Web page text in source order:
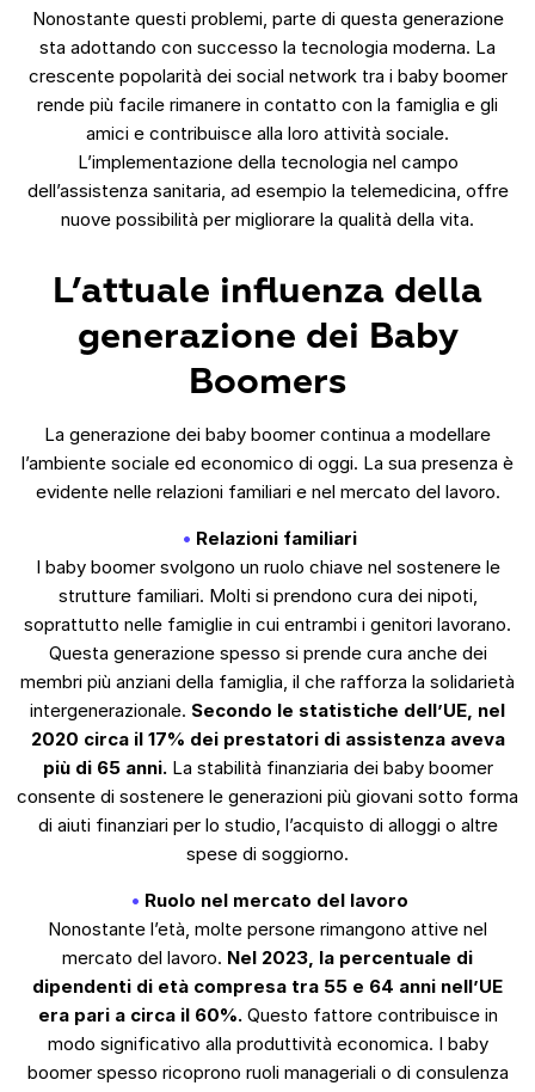
Nonostante questi problemi, parte di questa generazione
sta adottando con successo la tecnologia moderna. La
crescente popolarità dei social network tra i baby boomer
rende più facile rimanere in contatto con la famiglia e gli
amici e contribuisce alla loro attività sociale.
L’implementazione della tecnologia nel campo
dell’assistenza sanitaria, ad esempio la telemedicina, offre
nuove possibilità per migliorare la qualità della vita.
L’attuale influenza della
generazione dei Baby
Boomers
La generazione dei baby boomer continua a modellare
l’ambiente sociale ed economico di oggi. La sua presenza è
evidente nelle relazioni familiari e nel mercato del lavoro.
Relazioni familiari
I baby boomer svolgono un ruolo chiave nel sostenere le
strutture familiari. Molti si prendono cura dei nipoti,
soprattutto nelle famiglie in cui entrambi i genitori lavorano.
Questa generazione spesso si prende cura anche dei
membri più anziani della famiglia, il che rafforza la solidarietà
intergenerazionale. Secondo le statistiche dell’UE, nel
2020 circa il 17% dei prestatori di assistenza aveva
più di 65 anni.La stabilità finanziaria dei baby boomer
consente di sostenere le generazioni più giovani sotto forma
di aiuti finanziari per lo studio, l’acquisto di alloggi o altre
spese di soggiorno.
Ruolo nel mercato del lavoro
Nonostante l’età, molte persone rimangono attive nel
mercato del lavoro. Nel 2023, la percentuale di
dipendenti di età compresa tra 55 e 64 anni nell’UE
era pari a circa il 60%.Questo fattore contribuisce in
modo significativo alla produttività economica. I baby
boomer spesso ricoprono ruoli manageriali o di consulenza